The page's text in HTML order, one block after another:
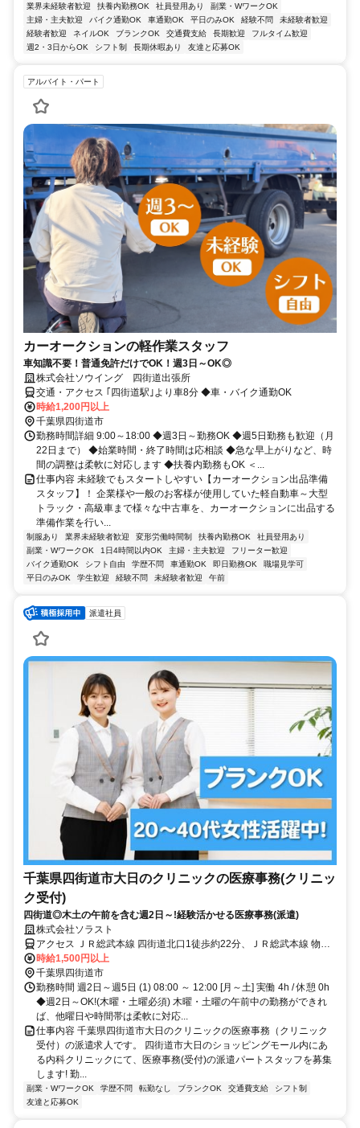
業界未経験者歓迎 扶養内勤務OK 社員登用あり
副業・WワークOK
主婦・主夫歓迎
バイク通勤OK 車通勤OK 平日のみOK 経験不問
未経験者歓迎
経験者歓迎
ネイルOK ブランクOK 交通費支給 長期歓迎
フルタイム歓迎
週2・3日からOK
シフト制 長期休暇あり 友達と応募OK
アルバイト・パート
カーオークションの軽作業スタッフ
車知識不要！普通免許だけでOK！週3日～OK◎
株式会社ソウイング 四街道出張所
交通・アクセス ｢四街道駅｣より車8分 ◆車・バイク通勤OK
時給1,200円以上
千葉県四街道市
勤務時間詳細 9:00～18:00 ◆週3日～勤務OK ◆週5日勤務も歓迎（月
22日まで） ◆始業時間・終了時間は応相談 ◆急な早上がりなど、時
間の調整は柔軟に対応します ◆扶養内勤務もOK ＜...
仕事内容 未経験でもスタートしやすい【カーオークション出品準備
スタッフ】！ 企業様や一般のお客様が使用していた軽自動車～大型
トラック・高級車まで様々な中古車を、カーオークションに出品する
準備作業を行い...
制服あり 業界未経験者歓迎 変形労働時間制 扶養内勤務OK
社員登用あり
副業・WワークOK
1日4時間以内OK 主婦・主夫歓迎
フリーター歓迎
バイク通勤OK
シフト自由 学歴不問 車通勤OK 即日勤務OK
職場見学可
平日のみOK
学生歓迎 経験不問 未経験者歓迎 午前
派遣社員
千葉県四街道市大日のクリニックの医療事務(クリニッ
ク受付)
四街道◎木土の午前を含む週2日～!経験活かせる医療事務(派遣)
株式会社ソラスト
アクセス ＪＲ総武本線 四街道北口1徒歩約22分、ＪＲ総武本線 物井
西口徒歩約51分、ＪＲ総武本線 都賀西口徒歩約63分 「四街道駅」徒
歩15分,マイカー通勤可,自転車通勤可,駐車場あり,駐輪場あり,敷地内
全て禁煙
時給1,500円以上
千葉県四街道市
勤務時間 週2日～週5日 (1) 08:00 ～ 12:00 [月～土] 実働 4h / 休憩 0h
◆週2日～OK!(木曜・土曜必須) 木曜・土曜の午前中の勤務ができれ
ば、他曜日や時間帯は柔軟に対応...
仕事内容 千葉県四街道市大日のクリニックの医療事務（クリニック
受付）の派遣求人です。 四街道市大日のショッピングモール内にあ
る内科クリニックにて、医療事務(受付)の派遣パートスタッフを募集
します! 勤...
副業・WワークOK 学歴不問 転勤なし ブランクOK 交通費支給
シフト制
友達と応募OK